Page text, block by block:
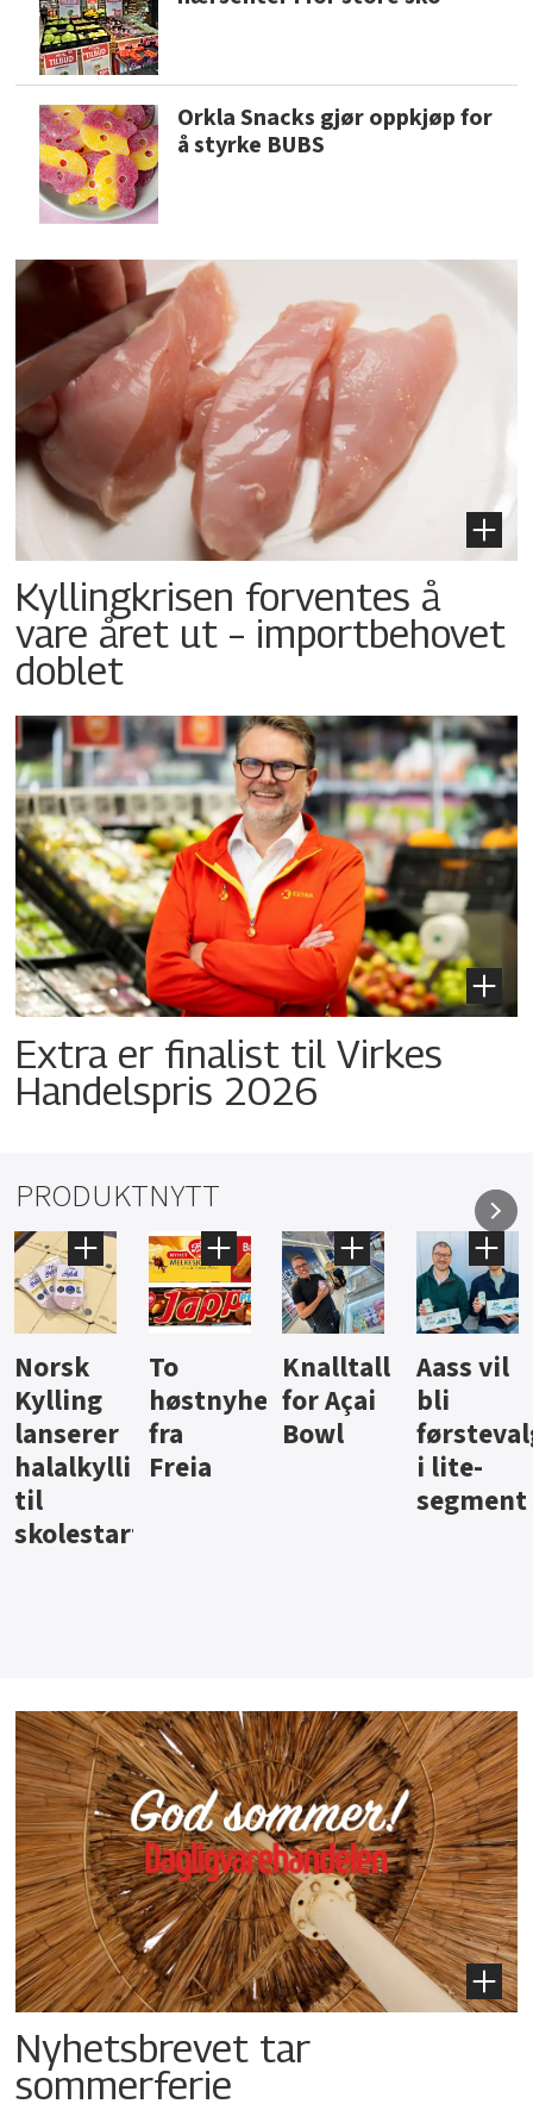
Orkla Snacks gjør oppkjøp for
å styrke BUBS
Kyllingkrisen forventes å
vare året ut – importbehovet
doblet
Extra er finalist til Virkes
Handelspris 2026
PRODUKTNYTT
Knalltall
for Açai
Bowl
Aass vil
bli
førstevalg
i lite-
Brus og
jus fra
Berentsen
Hard
iste fra
Hansa
Nyhetsbrevet tar
sommerferie